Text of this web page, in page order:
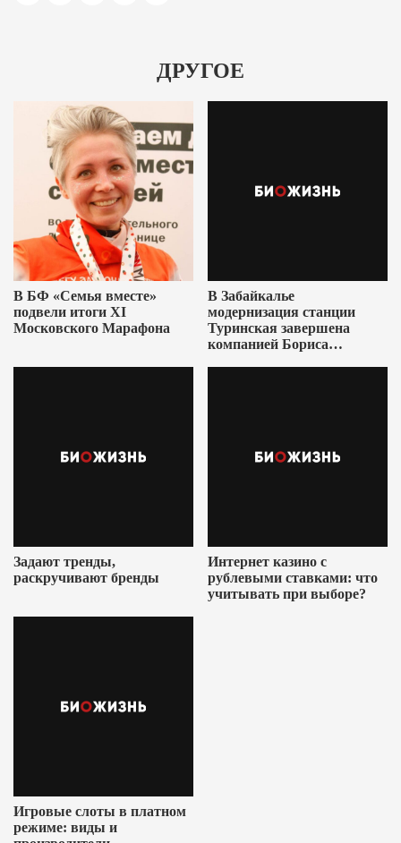
ДРУГОЕ
В БФ «Семья вместе»
подвели итоги XI
Московского Марафона
В Забайкалье
модернизация станции
Туринская завершена
компанией Бориса
Задают тренды,
раскручивают бренды
Интернет казино с
рублевыми ставками: что
учитывать при выборе?
Игровые слоты в платном
режиме: виды и